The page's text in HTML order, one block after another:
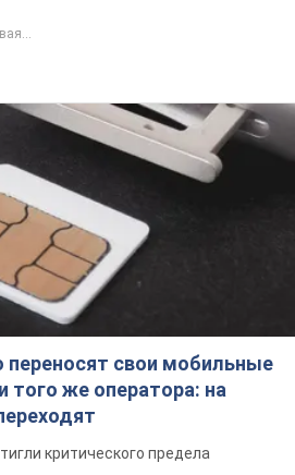
переносят свои мобильные
того же оператора: на
критического предела